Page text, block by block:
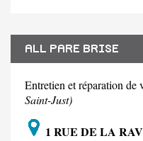
ALL PARE BRISE
Entretien et réparation
Saint-Just)
1 RUE DE LA